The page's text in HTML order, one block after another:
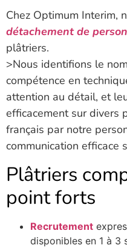
Chez Optimum Interim,
détachement de
plâtriers.
>Nous identifions le
compétence en
attention au détail, et
efficacement sur divers
français par notre
communication efficace
Plâtriers
point forts
Recrutement
disponibles en 1 à 3